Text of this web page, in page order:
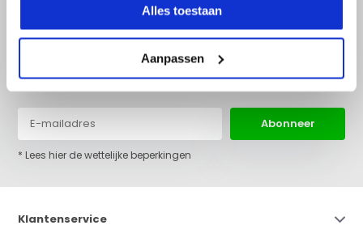
Alles toestaan
Aanpassen
Blijf op de hoogte van het laatste nieuws en onze acties:
Abonneer
* Lees hier de wettelijke beperkingen
Klantenservice